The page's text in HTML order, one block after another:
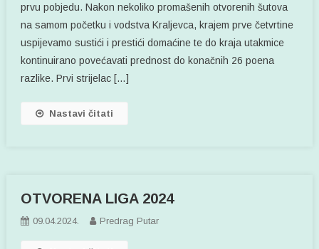
prvu pobjedu. Nakon nekoliko promašenih otvorenih šutova
na samom početku i vodstva Kraljevca, krajem prve četvrtine
uspijevamo sustići i prestići domaćine te do kraja utakmice
kontinuirano povećavati prednost do konačnih 26 poena
razlike. Prvi strijelac […]
Nastavi čitati
OTVORENA LIGA 2024
09.04.2024. Predrag Putar